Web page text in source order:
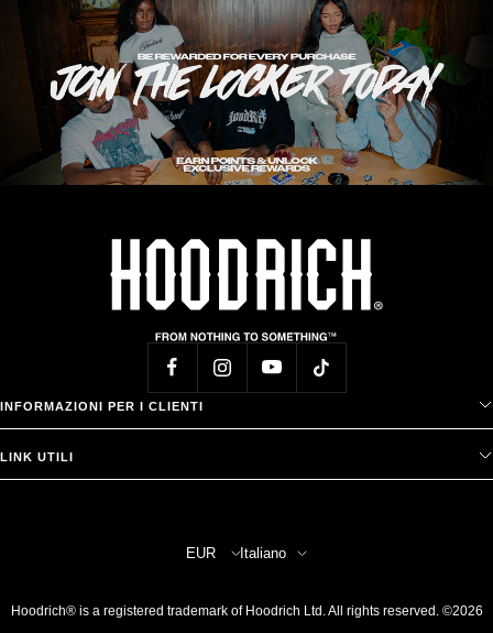
INFORMAZIONI PER I CLIENTI
LINK UTILI
Paese/Area
EUR Lingua
Italiano
Hoodrich® is a registered trademark of Hoodrich Ltd. All rights reserved. ©2026